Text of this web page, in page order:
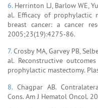
6. Herrinton LJ, Barlow WE,
al. Efficacy of prophylactic
breast cancer: a cancer
2005;23(19):4275-86.
7.Crosby MA, Garvey PB,
al. Reconstructive
prophylactic mastectomy.
8. Chagpar AB.
Cons. Am J Hematol Oncol.